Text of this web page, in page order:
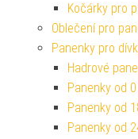
Kočárky pro
Oblečení pro
Panenky pro
Hadrové
Panenky od
Panenky od
Panenky od